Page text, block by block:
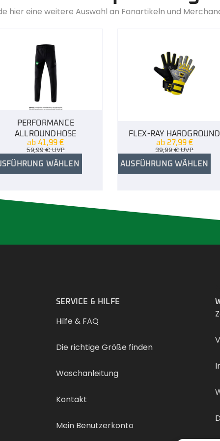
hier eine weitere Auswahl an Fanartikeln und
PERFORMANCE
ALLROUNDHOSE
ab 41,99€
59,99€UVP
WÄHLEN
FLEX-RAY HARDGROUND
ab 27,99 €
39,99€UVP
AUSFÜHRUNG WÄHLEN
SERVICE & HILFE
Hilfe & FAQ
Die richtige Größe finden
Waschanleitung
Kontakt
Mein Benutzerkonto